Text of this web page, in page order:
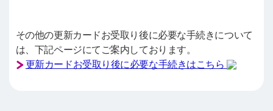
その他の更新カードお受取り後に必要な手続きについて
は、下記ページにてご案内しております。
更新カードお受取り後に必要な手続きはこちら